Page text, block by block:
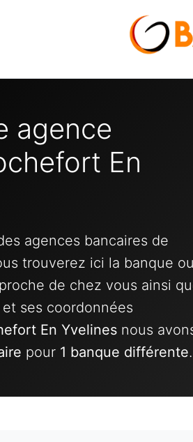
agence
En
agences bancaires de
trouverez ici la banque ou
de chez vous ainsi
ses coordonnées
En Yvelines nous
pour 1 banque différente.